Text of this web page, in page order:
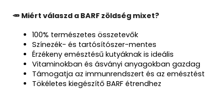
🥕 Miért válaszd a BARF zöldség mixet?
100% természetes összetevők
Színezék- és tartósítószer-mentes
Érzékeny emésztésű kutyáknak is ideális
Vitaminokban és ásványi anyagokban gazdag
Támogatja az immunrendszert és az emésztést
Tökéletes kiegészítő BARF étrendhez